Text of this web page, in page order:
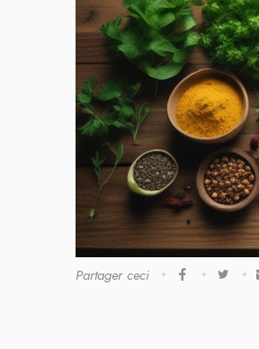
Partager ceci